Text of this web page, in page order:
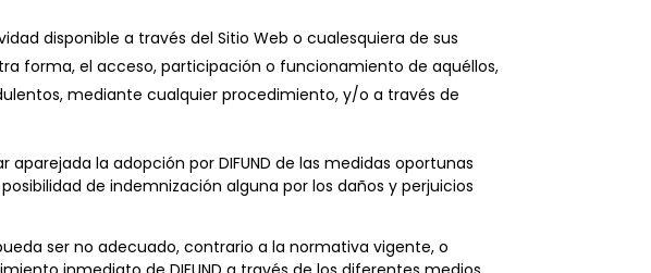
disponible a través del Sitio Web o cualesquiera de sus
forma, el acceso, participación o funcionamiento de aquéllos,
mediante cualquier procedimiento, y/o a través de
la adopción por DIFUND de las medidas oportunas
de indemnización alguna por los daños y perjuicios
ser no adecuado, contrario a la normativa vigente, o